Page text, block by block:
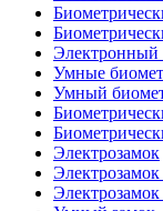
Электронный
Умные
Умный
Электрозамок
Электрозамок